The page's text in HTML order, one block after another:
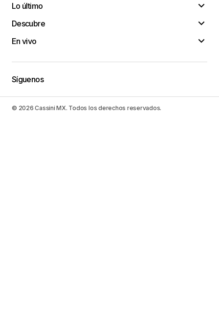
Lo último
Descubre
En vivo
Síguenos
© 2026 Cassini MX. Todos los derechos reservados.